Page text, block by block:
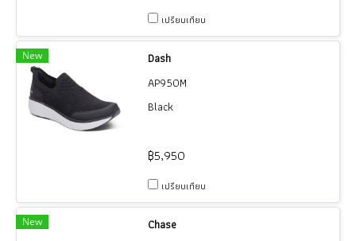
เปรียบเทียบ
New
Dash
AP950M
Black
฿5,950
เปรียบเทียบ
New
Chase